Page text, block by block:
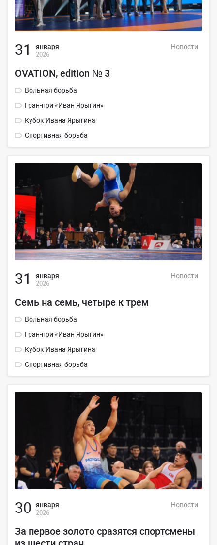
31 января
2026
Новости
ОVATION, edition № 3
Вольная борьба
Гран-при «Иван Ярыгин»
Кубок Ивана Ярыгина
Спортивная борьба
31 января
2026
Новости
Семь на семь, четыре к трем
Вольная борьба
Гран-при «Иван Ярыгин»
Кубок Ивана Ярыгина
Спортивная борьба
30 января
2026
Новости
За первое золото сразятся спортсмены